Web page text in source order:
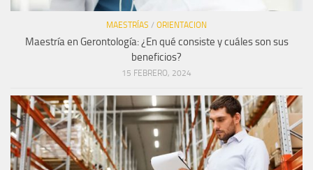
MAESTRÍAS / ORIENTACION
Maestría en Gerontología: ¿En qué consiste y cuáles son sus
beneficios?
15 FEBRERO, 2024